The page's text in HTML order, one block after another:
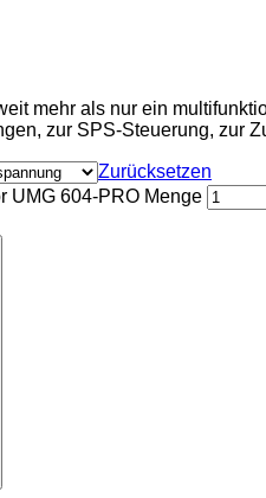
mehr als nur ein
zur SPS-Steuerung, zur
Zurücksetzen
UMG 604-PRO Menge